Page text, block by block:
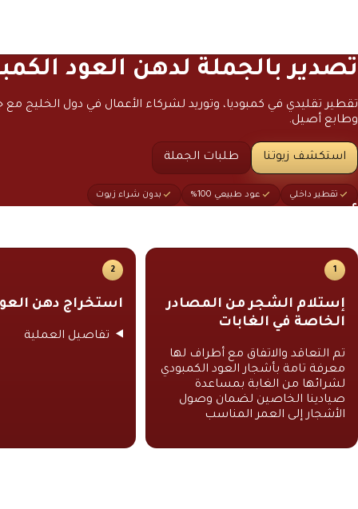
تصدير بالجملة لدهن العود
تقطير تقليدي في كمبوديا، وتوريد لشركاء الأعمال في دول الخليج مع
وطابع أصيل.
استكشف زيوتنا طلبات الجملة
تقطير داخلي عود طبيعي 100% بدون شراء زيوت
1
إستلام الشجر من المصادر
الخاصة في الغابات
تم التعاقد والاتفاق مع أطراف لها
معرفة تامة بأشجار العود الكمبودي
لشرائها من الغابة بمساعدة
صيادينا الخاصين لضمان وصول
الأشجار إلى العمر المناسب
2
استخراج دهن
تفاصيل العملية